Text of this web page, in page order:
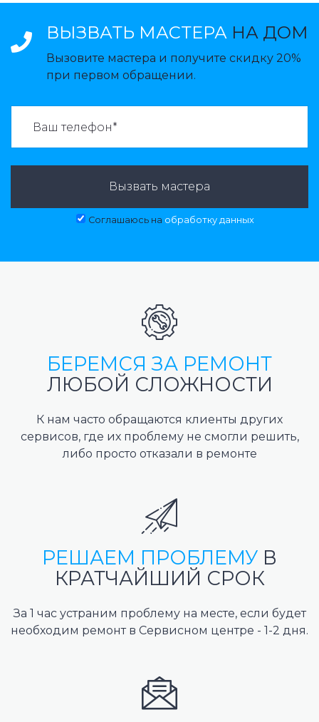
ВЫЗВАТЬ МАСТЕРА НА ДОМ
Вызовите мастера и получите скидку 20%
при первом обращении.
Вызвать мастера
Соглашаюсь на обработку данных
БЕРЕМСЯ ЗА РЕМОНТ
ЛЮБОЙ СЛОЖНОСТИ
К нам часто обращаются клиенты других
сервисов, где их проблему не смогли решить,
либо просто отказали в ремонте
РЕШАЕМ ПРОБЛЕМУ В
КРАТЧАЙШИЙ СРОК
За 1 час устраним проблему на месте, если будет
необходим ремонт в Сервисном центре - 1-2 дня.